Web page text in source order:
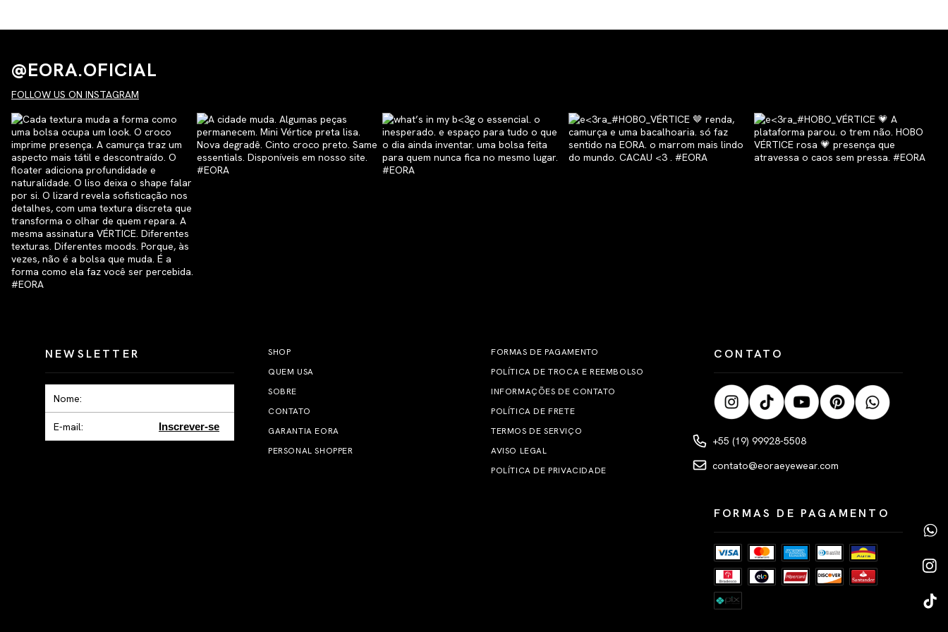
@EORA.OFICIAL
FOLLOW US ON INSTAGRAM
NEWSLETTER
Inscrever-se
SHOP
QUEM USA
SOBRE
CONTATO
GARANTIA EORA
PERSONAL SHOPPER
FORMAS DE PAGAMENTO
POLÍTICA DE TROCA E REEMBOLSO
INFORMAÇÕES DE CONTATO
POLÍTICA DE FRETE
TERMOS DE SERVIÇO
AVISO LEGAL
POLÍTICA DE PRIVACIDADE
CONTATO
+55 (19) 99928-5508
contato@eoraeyewear.com
FORMAS DE PAGAMENTO